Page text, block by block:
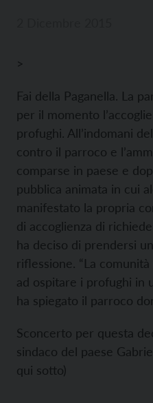
>
Fai della Paganella. La
per il momento
profughi. All’indomani
contro il parroco e
comparse in paese e
pubblica animata in cui
manifestato la propria
di accoglienza di
ha deciso di prendersi
riflessione. “La
ad ospitare i profughi in
ha spiegato il parroco
Sconcerto per questa
sindaco del paese
qui sotto)